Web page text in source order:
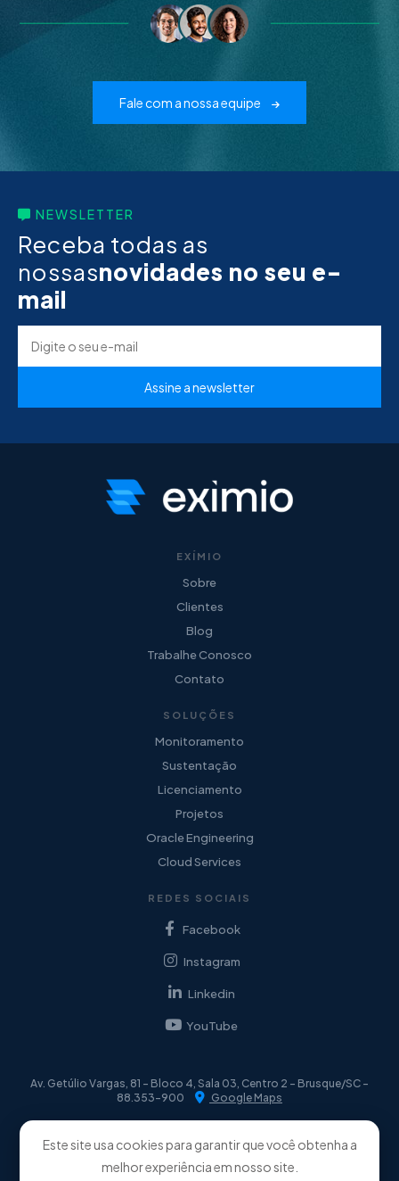
Este site usa cookies para garantir que você obtenha a
melhor experiência em nosso site.
Fale com a nossa equipe
NEWSLETTER
Receba todas as
nossasnovidades no seu e-
mail
EXÍMIO
Sobre
Clientes
Blog
Trabalhe Conosco
Contato
SOLUÇÕES
Monitoramento
Sustentação
Licenciamento
Projetos
Oracle Engineering
Cloud Services
REDES SOCIAIS
Facebook
Instagram
Linkedin
YouTube
Av. Getúlio Vargas, 81 - Bloco 4, Sala 03, Centro 2 - Brusque/SC -
88.353-900
Google Maps
comercial@eximioti.com.br